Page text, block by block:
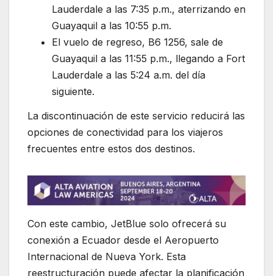
Lauderdale a las 7:35 p.m., aterrizando en
Guayaquil a las 10:55 p.m.
El vuelo de regreso, B6 1256, sale de
Guayaquil a las 11:55 p.m., llegando a Fort
Lauderdale a las 5:24 a.m. del día
siguiente.
La discontinuación de este servicio reducirá las
opciones de conectividad para los viajeros
frecuentes entre estos dos destinos.
Con este cambio, JetBlue solo ofrecerá su
conexión a Ecuador desde el Aeropuerto
Internacional de Nueva York. Esta
reestructuración puede afectar la planificación